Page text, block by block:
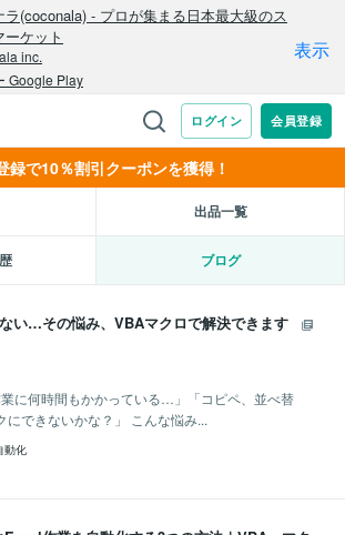
録で10％割引クーポンを獲得！
出品一覧
ブログ
い…その悩み、VBAマクロで解決できます
業に何時間もかかっている…」「コピペ、並べ替
できないかな？」 こんな悩み...
動化